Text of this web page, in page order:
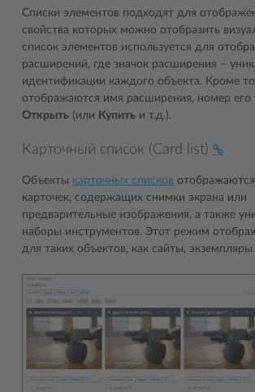
Списки элементов подходят для
свойства которых можно отобразить
список элементов используется для
расширений, где значок расширения –
идентификации каждого объекта. Кроме
отображаются имя расширения, номер его
Открыть (или Купить и т.д.).
Карточный список (Card list)
Объекты карточных списков
карточек, содержащих снимки экрана или
предварительные изображения, а также
наборы инструментов. Этот режим
для таких объектов, как сайты,